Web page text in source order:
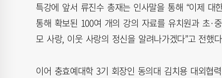
특강에 앞서 류진수 총재는 인사말을 통해 “이제 대
통해 확보된 100여 개의 강의 자료를 유치원과 초·
모 사랑, 이웃 사랑의 정신을 알려나가겠다”고 전했
이어 충효예대학 3기 회장인 동의대 김치용 대외협